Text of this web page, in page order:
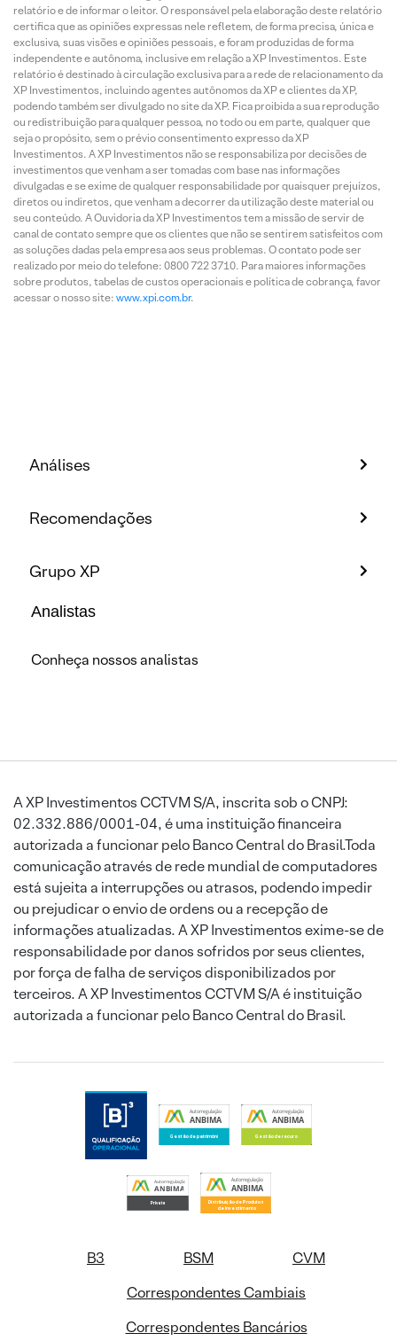
relatório e de informar o leitor. O responsável pela elaboração deste relatório
certifica que as opiniões expressas nele refletem, de forma precisa, única e
exclusiva, suas visões e opiniões pessoais, e foram produzidas de forma
independente e autônoma, inclusive em relação a XP Investimentos. Este
relatório é destinado à circulação exclusiva para a rede de relacionamento da
XP Investimentos, incluindo agentes autônomos da XP e clientes da XP,
podendo também ser divulgado no site da XP. Fica proibida a sua reprodução
ou redistribuição para qualquer pessoa, no todo ou em parte, qualquer que
seja o propósito, sem o prévio consentimento expresso da XP
Investimentos. A XP Investimentos não se responsabiliza por decisões de
investimentos que venham a ser tomadas com base nas informações
divulgadas e se exime de qualquer responsabilidade por quaisquer prejuízos,
diretos ou indiretos, que venham a decorrer da utilização deste material ou
seu conteúdo. A Ouvidoria da XP Investimentos tem a missão de servir de
canal de contato sempre que os clientes que não se sentirem satisfeitos com
as soluções dadas pela empresa aos seus problemas. O contato pode ser
realizado por meio do telefone: 0800 722 3710. Para maiores informações
sobre produtos, tabelas de custos operacionais e política de cobrança, favor
acessar o nosso site: www.xpi.com.br.
Análises
Recomendações
Grupo XP
Analistas
Conheça nossos analistas
A XP Investimentos CCTVM S/A, inscrita sob o CNPJ:
02.332.886/0001-04, é uma instituição financeira
autorizada a funcionar pelo Banco Central do Brasil.Toda
comunicação através de rede mundial de computadores
está sujeita a interrupções ou atrasos, podendo impedir
ou prejudicar o envio de ordens ou a recepção de
informações atualizadas. A XP Investimentos exime-se de
responsabilidade por danos sofridos por seus clientes,
por força de falha de serviços disponibilizados por
terceiros. A XP Investimentos CCTVM S/A é instituição
autorizada a funcionar pelo Banco Central do Brasil.
B3 BSM
CVM
Correspondentes Cambiais
Correspondentes Bancários